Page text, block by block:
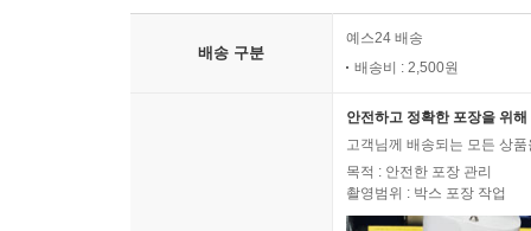
배송 구분
예스24 배송
배송비 : 2,500원
안전하고 정확한 포장을 위
고객님께 배송되는 모든 상
목적 : 안전한 포장 관리
촬영범위 : 박스 포장 작업